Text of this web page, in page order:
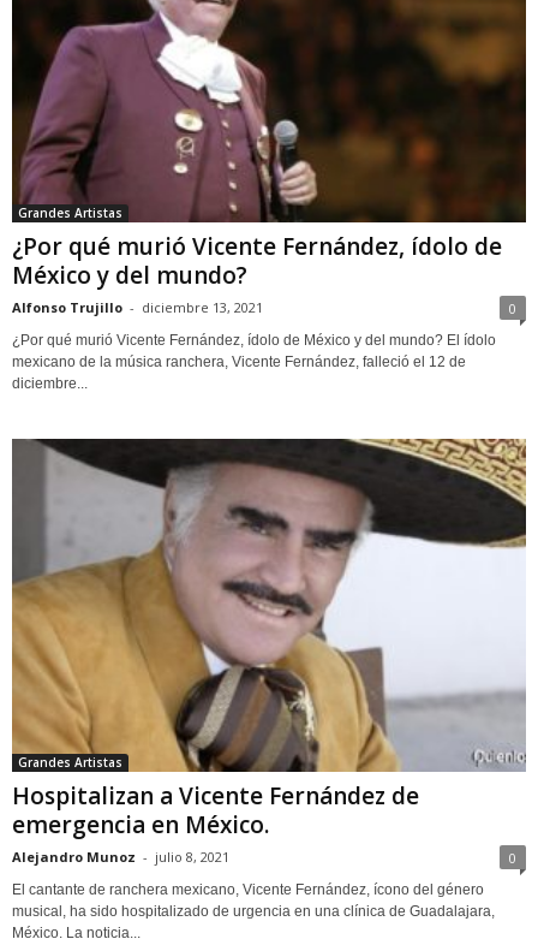
Grandes Artistas
¿Por qué murió Vicente Fernández, ídolo de
México y del mundo?
Alfonso Trujillo - diciembre 13, 2021 0
¿Por qué murió Vicente Fernández, ídolo de México y del mundo? El ídolo
mexicano de la música ranchera, Vicente Fernández, falleció el 12 de
diciembre...
Grandes Artistas
Hospitalizan a Vicente Fernández de
emergencia en México.
Alejandro Munoz - julio 8, 2021 0
El cantante de ranchera mexicano, Vicente Fernández, ícono del género
musical, ha sido hospitalizado de urgencia en una clínica de Guadalajara,
México. La noticia...